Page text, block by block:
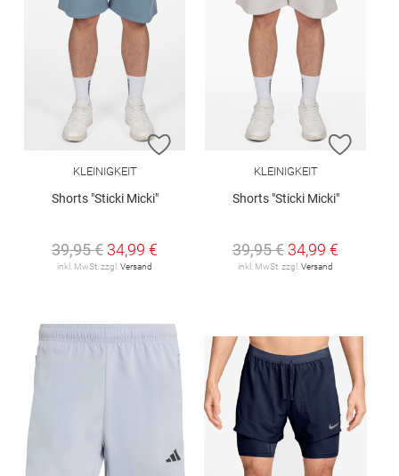
ZUR WUNSCHLISTE HINZUFÜGEN
KLEINIGKEIT
Shorts "Sticki Micki"
39,95 € 34,99 €
inkl. MwSt. zzgl. Versand
ZUR
KLEINIGKEIT
Shorts "Sticki Micki"
39,95 € 34,99 €
inkl. MwSt. zzgl. Versand